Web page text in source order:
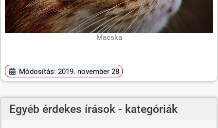
Macska
Módosítás: 2019. november 28
Egyéb érdekes írások - kategóriák